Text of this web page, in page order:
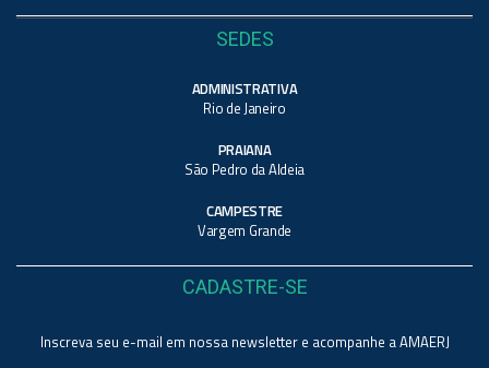
SEDES
ADMINISTRATIVA
Rio de Janeiro
PRAIANA
São Pedro da Aldeia
CAMPESTRE
Vargem Grande
CADASTRE-SE
Inscreva seu e-mail em nossa newsletter e acompanhe a AMAERJ